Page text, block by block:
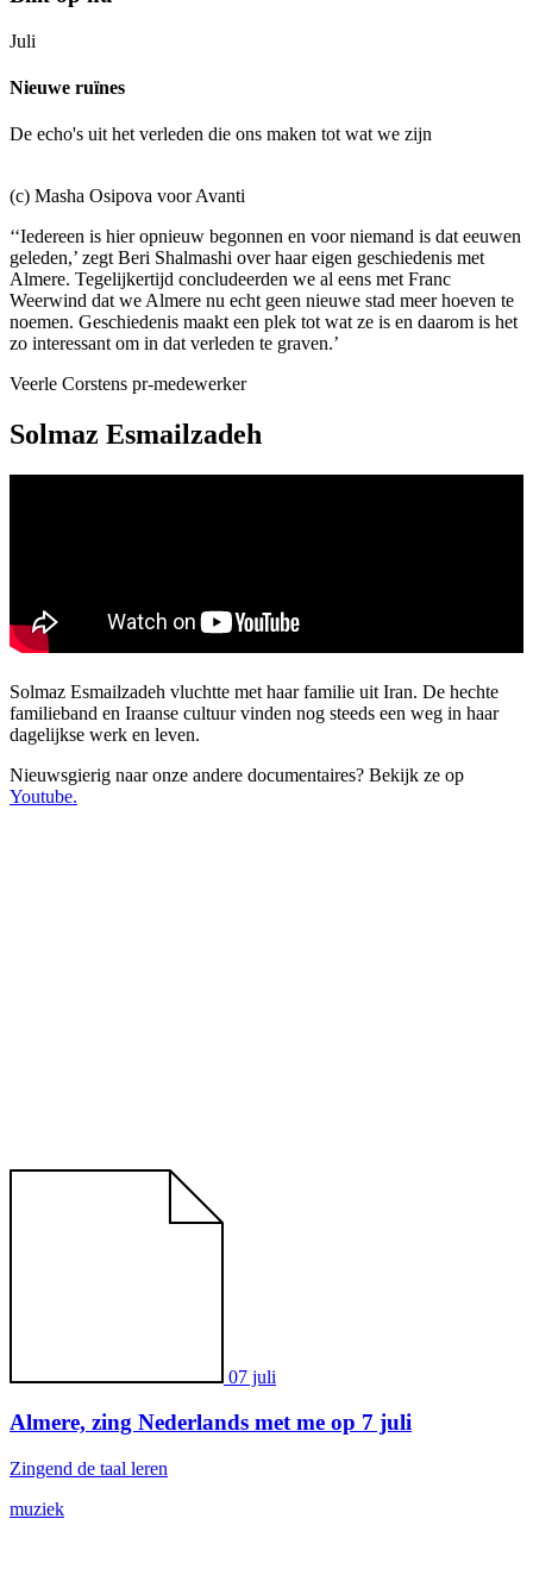
Juli
Nieuwe ruïnes
De echo's uit het verleden die ons maken tot wat we zijn
(c) Masha Osipova voor Avanti
‘‘Iedereen is hier opnieuw begonnen en voor niemand is dat eeuwen
geleden,’ zegt Beri Shalmashi over haar eigen geschiedenis met
Almere. Tegelijkertijd concludeerden we al eens met Franc
Weerwind dat we Almere nu echt geen nieuwe stad meer hoeven te
noemen. Geschiedenis maakt een plek tot wat ze is en daarom is het
zo interessant om in dat verleden te graven.’
Veerle Corstens pr-medewerker
Solmaz Esmailzadeh
Solmaz Esmailzadeh vluchtte met haar familie uit Iran. De hechte
familieband en Iraanse cultuur vinden nog steeds een weg in haar
dagelijkse werk en leven.
Nieuwsgierig naar onze andere documentaires? Bekijk ze op
Youtube.
07 juli
Almere, zing Nederlands met me op 7 juli
Zingend de taal leren
muziek